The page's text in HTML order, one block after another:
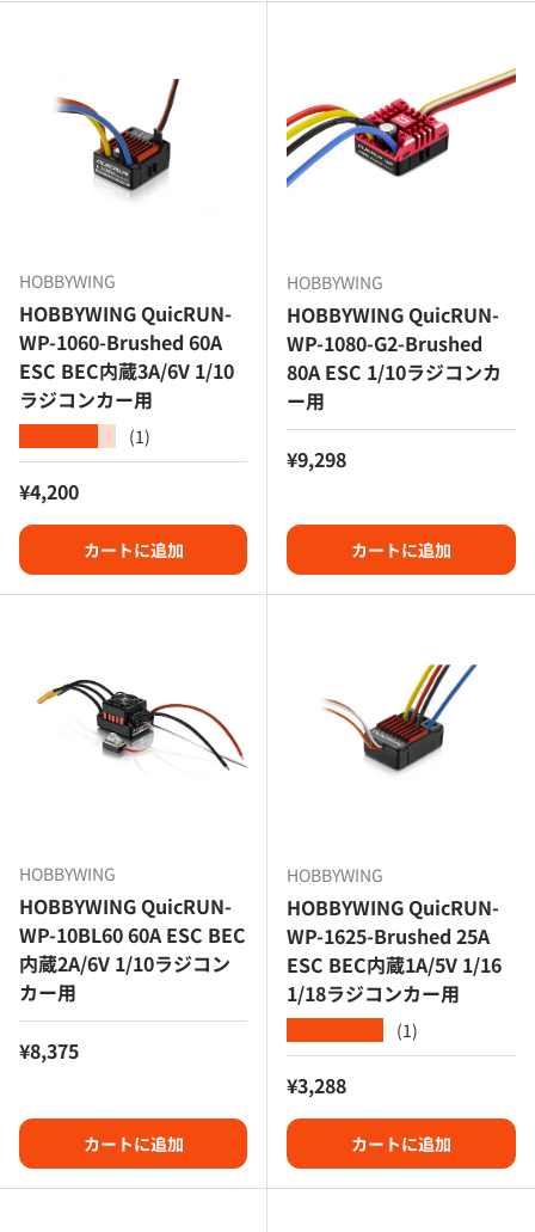
HOBBYWING
HOBBYWING QuicRUN-
WP-1060-Brushed 60A
ESC BEC内蔵3A/6V 1/10
ラジコンカー用
(1)
定価
¥4,200
カートに追加
HOBBYWING
HOBBYWING QuicRUN-
WP-1080-G2-Brushed
80A ESC 1/10ラジコンカ
ー用
定価
¥9,298
カートに追加
HOBBYWING
HOBBYWING QuicRUN-
WP-10BL60 60A ESC BEC
内蔵2A/6V 1/10ラジコン
カー用
定価
¥8,375
カートに追加
HOBBYWING
HOBBYWING QuicRUN-
WP-1625-Brushed 25A
ESC BEC内蔵1A/5V 1/16
1/18ラジコンカー用
(1)
定価
¥3,288
カートに追加